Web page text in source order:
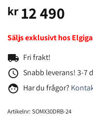
kr12 490
Säljs exklusivt hos
local_shipping Fri frakt!
access_time Snabb leverans! 3-7
face Har du frågor?
Artikelnr:SOMX30DRB-24